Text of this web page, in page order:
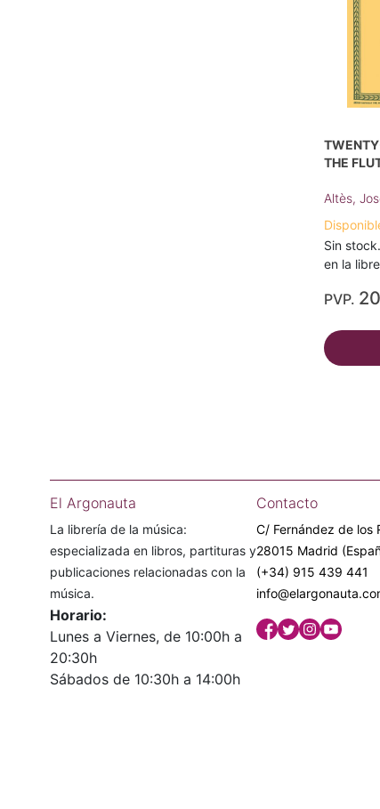
THE
Altès,
Sin
en la
PVP.
El Argonauta
La librería de la música:
especializada en libros, partituras y
publicaciones relacionadas con la
música.
Horario:
Lunes a Viernes, de 10:00h a
20:30h
Sábados de 10:30h a 14:00h
Contacto
C/ Fernández de los
28015 Madrid
(+34) 915 439 441